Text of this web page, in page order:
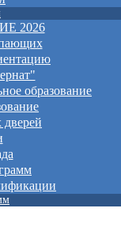
2026
образование